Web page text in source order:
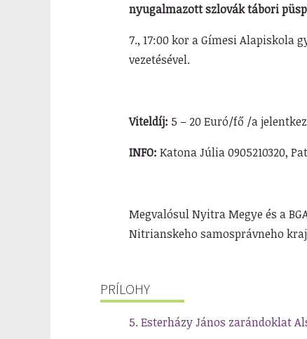
nyugalmazott
7., 17:00 kor a Gímesi Alapiskola
vezetésével.
Viteldíj: 5 – 20 Euró/fő /a
INFO: Katona Júlia 0905210320,
Megvalósul Nyitra Megye és a
Nitrianskeho samosprávneho
PRÍLOHY
5. Esterházy János zarándoklat